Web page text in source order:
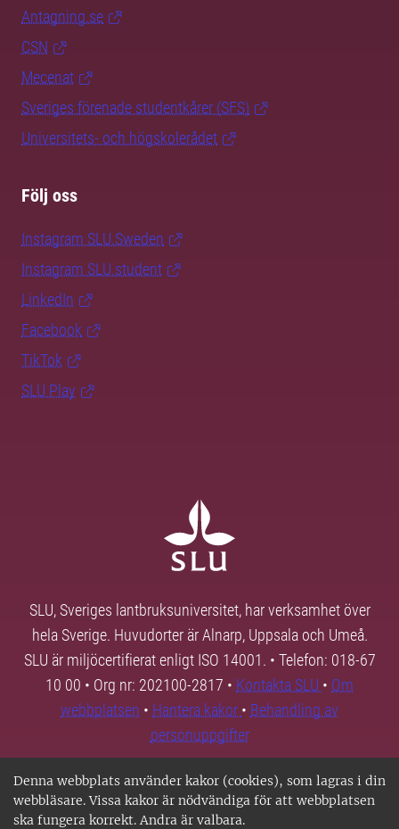
Denna webbplats använder kakor (cookies), som lagras i din
webbläsare. Vissa kakor är nödvändiga för att webbplatsen
ska fungera korrekt. Andra är valbara.
Antagning.se
CSN
Mecenat
Sveriges förenade studentkårer (SFS)
Universitets- och högskolerådet
Följ oss
Instagram SLU.Sweden
Instagram SLU.student
LinkedIn
Facebook
TikTok
SLU Play
SLU, Sveriges lantbruksuniversitet, har verksamhet över
hela Sverige. Huvudorter är Alnarp, Uppsala och Umeå.
SLU är miljöcertifierat enligt ISO 14001. • Telefon: 018-67
10 00 • Org nr: 202100-2817 • Kontakta SLU • Om
webbplatsen • Hantera kakor • Behandling av
personuppgifter